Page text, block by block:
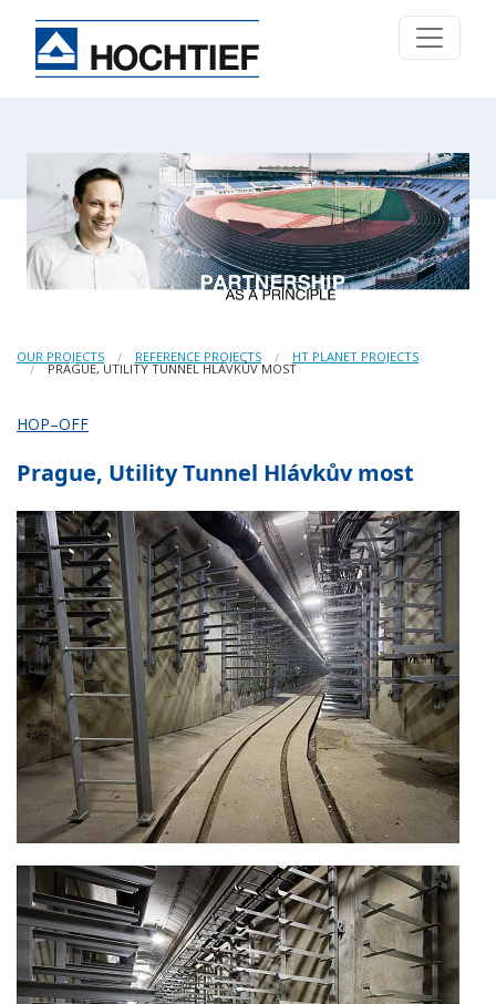
OUR PROJECTS REFERENCE PROJECTS HT PLANET PROJECTS
PRAGUE, UTILITY TUNNEL HLÁVKŮV MOST
HOP–OFF
Prague, Utility Tunnel Hlávkův most